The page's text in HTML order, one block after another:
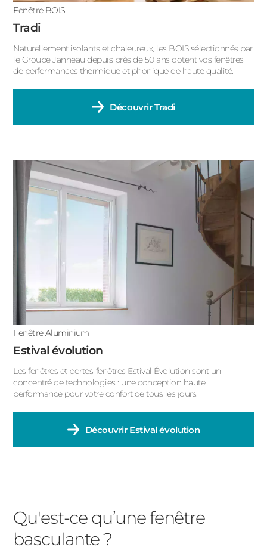
Fenêtre BOIS
Tradi
Naturellement isolants et chaleureux, les BOIS sélectionnés par
le Groupe Janneau depuis près de 50 ans dotent vos fenêtres
de performances thermique et phonique de haute qualité.
DécouvrirTradi
Fenêtre Aluminium
Estival évolution
Les fenêtres et portes-fenêtres Estival Évolution sont un
concentré de technologies : une conception haute
performance pour votre confort de tous les jours.
Découvrir Estival évolution
Qu'est-ce qu’une fenêtre
basculante ?